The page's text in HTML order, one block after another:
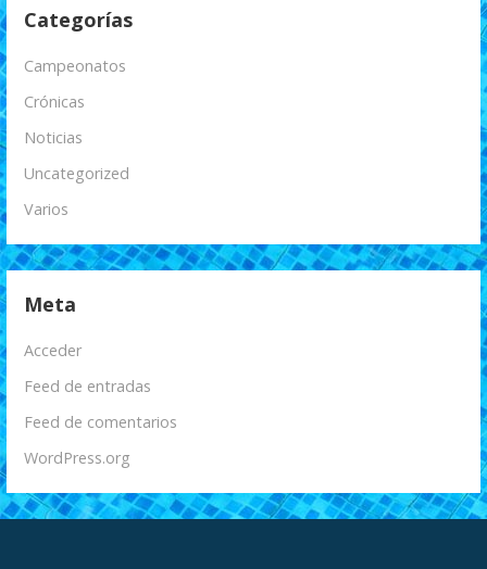
Categorías
Campeonatos
Crónicas
Noticias
Uncategorized
Varios
Meta
Acceder
Feed de entradas
Feed de comentarios
WordPress.org